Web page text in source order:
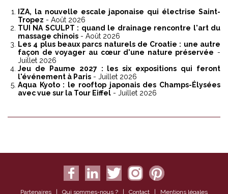
IZA, la nouvelle escale japonaise qui électrise Saint-
Tropez - Août 2026
TUI NA SCULPT : quand le drainage rencontre l'art du
massage chinois - Août 2026
Les 4 plus beaux parcs naturels de Croatie : une autre
façon de voyager au cœur d'une nature préservée -
Juillet 2026
Jeu de Paume 2027 : les six expositions qui feront
l'événement à Paris - Juillet 2026
Aqua Kyoto : le rooftop japonais des Champs-Élysées
avec vue sur la Tour Eiffel - Juillet 2026
Partenaires Qui sommes-nous ? Contact Mentions légales